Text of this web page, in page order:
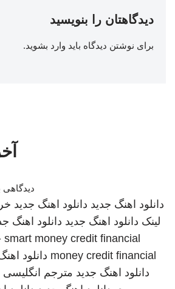
دیدگاهتان را بنویسید
برای نوشتن دیدگاه باید وارد بشوید.
دیدگاهی
دانلود اهنگ جدید دانلود اهنگ جدید
لینک دانلود اهنگ جدید دانلود اهنگ
smart money credit financial
money credit financial دانلود
دانلود اهنگ جدید مترجم